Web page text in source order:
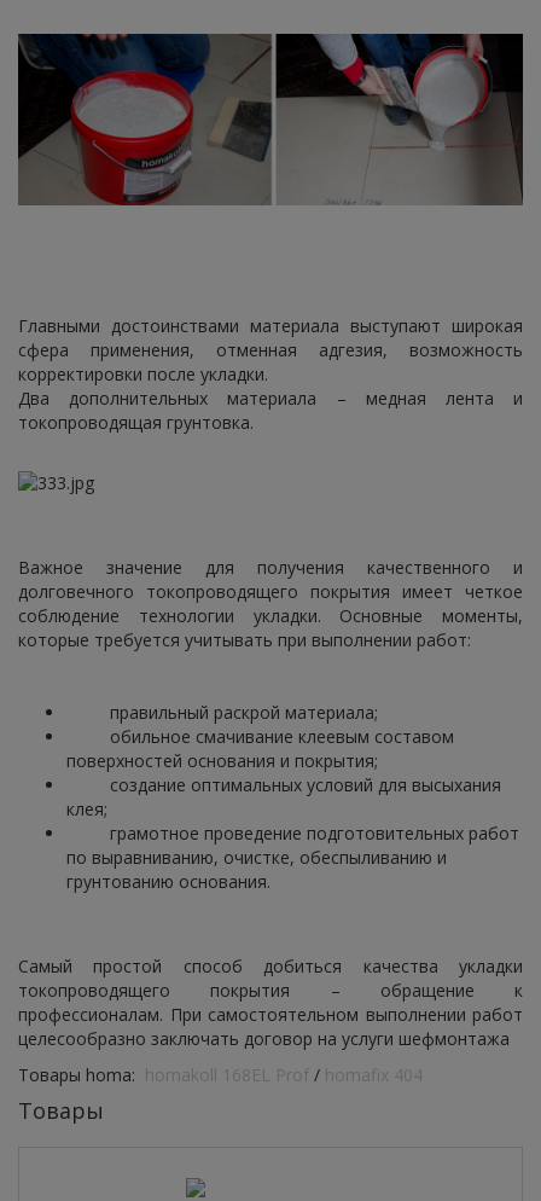
Главными достоинствами материала выступают широкая
сфера применения, отменная адгезия, возможность
корректировки после укладки.
Два дополнительных материала – медная лента и
токопроводящая грунтовка.
Важное значение для получения качественного и
долговечного токопроводящего покрытия имеет четкое
соблюдение технологии укладки. Основные моменты,
которые требуется учитывать при выполнении работ:
правильный раскрой материала;
обильное смачивание клеевым составом
поверхностей основания и покрытия;
создание оптимальных условий для высыхания
клея;
грамотное проведение подготовительных работ
по выравниванию, очистке, обеспыливанию и
грунтованию основания.
Самый простой способ добиться качества укладки
токопроводящего покрытия – обращение к
профессионалам. При самостоятельном выполнении работ
целесообразно заключать договор на услуги шефмонтажа
Товары homa: homakoll 168EL Prof / homafix 404
Товары